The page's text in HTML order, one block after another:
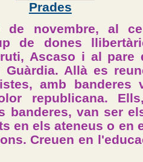
de novembre, al
de dones
Ascaso i al pare
Guàrdia. Allà es
amb banderes
republicana.
banderes, van ser
en els ateneus o en
Creuen en